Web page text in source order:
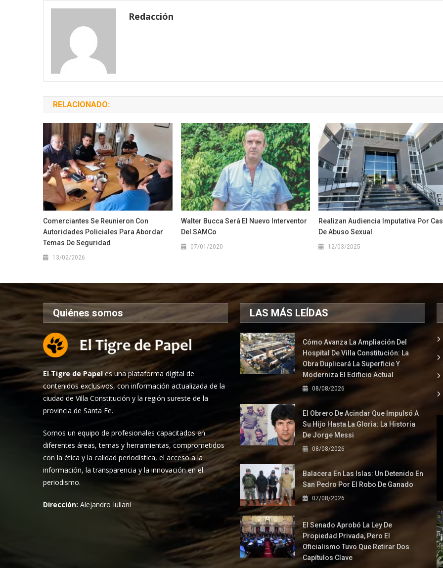
entradas
Redacción
RELACIONADO:
Comerciantes Se Reunieron Con
Autoridades Policiales Para Abordar
Temas De Seguridad
13/02/2026
Walter Bucca Será El Nuevo Interventor
Del SAMCo
07/01/2020
Realizan Audiencia Imputativa Por
De Abuso Sexual
12/03/2025
Quiénes somos
El Tigre de Papeles una plataforma digital de
contenidos exclusivos, con información actualizada de la
ciudad de Villa Constitución y la región sureste de la
provincia de Santa Fe.
Somos un equipo de profesionales capacitados en
diferentes áreas, temas y herramientas, comprometidos
con la ética y la calidad periodística, el acceso a la
información, la transparencia y la innovación en el
periodismo.
Dirección:Alejandro Iuliani
LAS MÁS LEÍDAS
Cómo Avanza La Ampliación Del
Hospital De Villa Constitución: La
Obra Duplicará La Superficie Y
Moderniza El Edificio Actual
08/08/2026
El Obrero De Acindar Que Impulsó A
Su Hijo Hasta La Gloria: La Historia
De Jorge Messi
08/08/2026
Balacera En Las Islas: Un Detenido En
San Pedro Por El Robo De Ganado
07/08/2026
El Senado Aprobó La Ley De
Propiedad Privada, Pero El
Oficialismo Tuvo Que Retirar Dos
Capítulos Clave